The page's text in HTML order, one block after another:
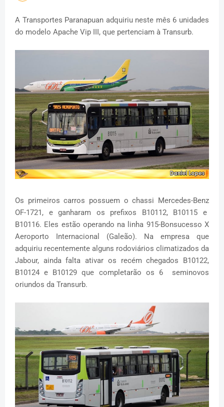
A Transportes Paranapuan adquiriu neste mês 6 unidades
do modelo Apache Vip III, que pertenciam à Transurb.
Os primeiros carros possuem o chassi Mercedes-Benz
OF-1721, e ganharam os prefixos B10112, B10115 e
B10116. Eles estão operando na linha 915-Bonsucesso X
Aeroporto Internacional (Galeão). Na empresa que
adquiriu recentemente alguns rodoviários climatizados da
Jabour, ainda falta ativar os recém chegados B10122,
B10124 e B10129 que completarão os 6 seminovos
oriundos da Transurb.